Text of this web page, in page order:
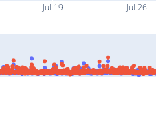
Jul 19 Jul 26